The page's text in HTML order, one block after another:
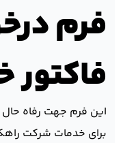
فرم
فاکتور
این فرم جهت رفاه
برای خدمات شرکت